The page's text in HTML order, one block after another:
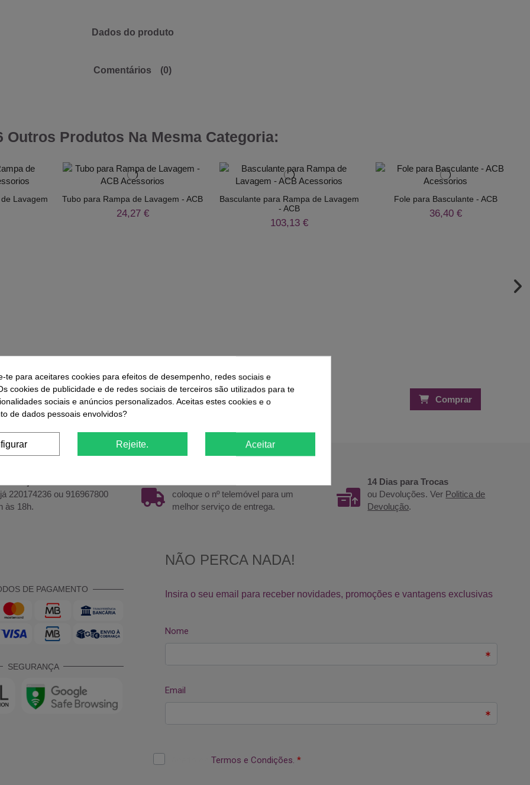
Dados do produto
Comentários
(0)
Outros Produtos Na Mesma Categoria:
Lavagem
Tubo para Rampa de Lavagem - ACB
24,27 €
Comprar
Basculante para Rampa de Lavagem
- ACB
103,13 €
Fole para Basculante - ACB
36,40 €
Comprar
220174236 ou 916967800
às 18h.
coloque o nº telemóvel para um
melhor serviço de entrega.
14 Dias para Trocas
ou Devoluções. Ver Politica de
Devolução.
DE PAGAMENTO
SEGURANÇA
te para aceitares cookies para efeitos de desempenho, redes sociais e
cookies de publicidade e de redes sociais de terceiros são utilizados para te
sociais e anúncios personalizados. Aceitas estes cookies e o
de dados pessoais envolvidos?
Rejeite. Aceitar